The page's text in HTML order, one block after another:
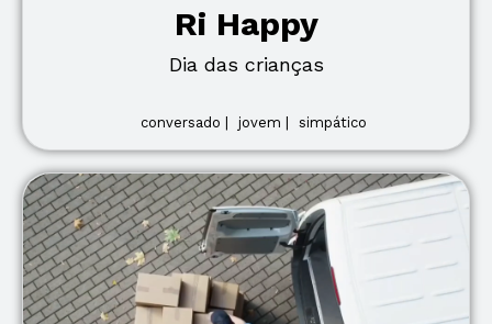
Ri Happy
Dia das crianças
conversado | jovem | simpático